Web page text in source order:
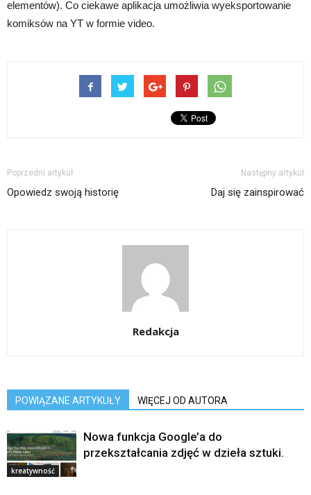
elementów). Co ciekawe aplikacja umożliwia wyeksportowanie
komiksów na YT w formie video.
Poprzedni artykuł
Opowiedz swoją historię
Następny artykuł
Daj się zainspirować
Redakcja
POWIĄZANE ARTYKUŁY WIĘCEJ OD AUTORA
kreatywność
Nowa funkcja Google’a do
przekształcania zdjęć w dzieła sztuki.